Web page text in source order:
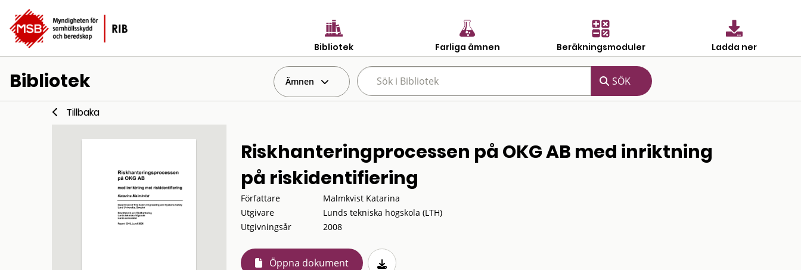
Bibliotek Farliga ämnen Beräkningsmoduler Ladda ner
Bibliotek Ämnen
Tillbaka
Riskhanteringprocessen på OKG AB med inriktning
på riskidentifiering
Författare
Malmkvist Katarina
Utgivare
Lunds tekniska högskola (LTH)
Utgivningsår
2008
Öppna dokument